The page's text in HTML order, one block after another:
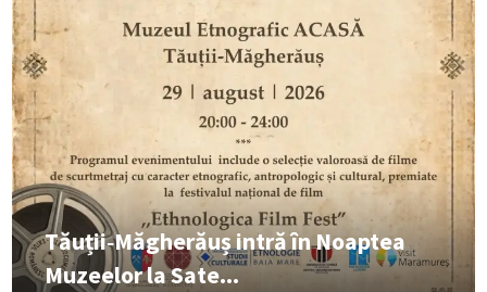
Tăuții‑Măgherăuș intră în Noaptea
Muzeelor la Sate...